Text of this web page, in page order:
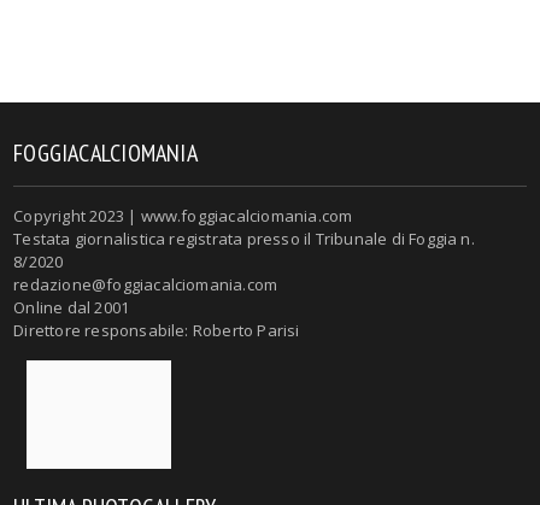
FOGGIACALCIOMANIA
Copyright 2023 | www.foggiacalciomania.com
Testata giornalistica registrata presso il Tribunale di Foggia n.
8/2020
redazione@foggiacalciomania.com
Online dal 2001
Direttore responsabile: Roberto Parisi